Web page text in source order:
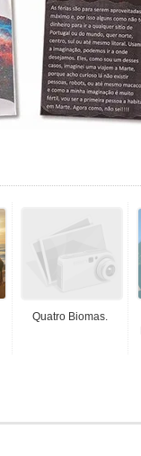
Quatro Biomas.